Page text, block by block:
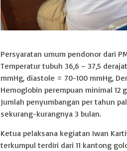
Persyaratan umum pendonor dari
Temperatur tubuh 36,6 – 37,5
mmHg, diastole = 70-100 mmHg,
Hemoglobin perempuan minimal 12
Jumlah penyumbangan per tahun
sekurang-kurangnya 3 bulan.
Ketua pelaksana kegiatan Iwan
terkumpul terdiri dari 11 kantong